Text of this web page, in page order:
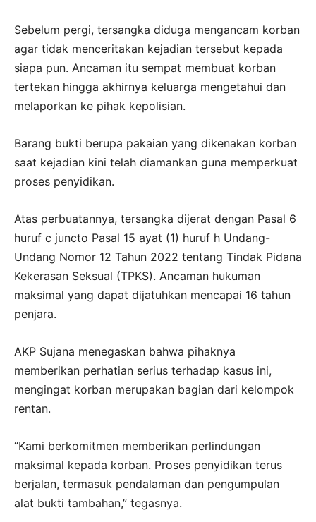
Sebelum pergi, tersangka diduga mengancam korban
agar tidak menceritakan kejadian tersebut kepada
siapa pun. Ancaman itu sempat membuat korban
tertekan hingga akhirnya keluarga mengetahui dan
melaporkan ke pihak kepolisian.
Barang bukti berupa pakaian yang dikenakan korban
saat kejadian kini telah diamankan guna memperkuat
proses penyidikan.
Atas perbuatannya, tersangka dijerat dengan Pasal 6
huruf c juncto Pasal 15 ayat (1) huruf h Undang-
Undang Nomor 12 Tahun 2022 tentang Tindak Pidana
Kekerasan Seksual (TPKS). Ancaman hukuman
maksimal yang dapat dijatuhkan mencapai 16 tahun
penjara.
AKP Sujana menegaskan bahwa pihaknya
memberikan perhatian serius terhadap kasus ini,
mengingat korban merupakan bagian dari kelompok
rentan.
“Kami berkomitmen memberikan perlindungan
maksimal kepada korban. Proses penyidikan terus
berjalan, termasuk pendalaman dan pengumpulan
alat bukti tambahan,” tegasnya.